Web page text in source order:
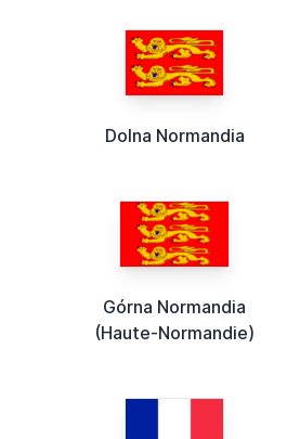
Dolna Normandia
Górna Normandia
(Haute-Normandie)